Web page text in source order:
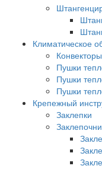
Климатическое
Конвекторы
Пушки
Пушки
Пушки
Крепежный
Заклепки